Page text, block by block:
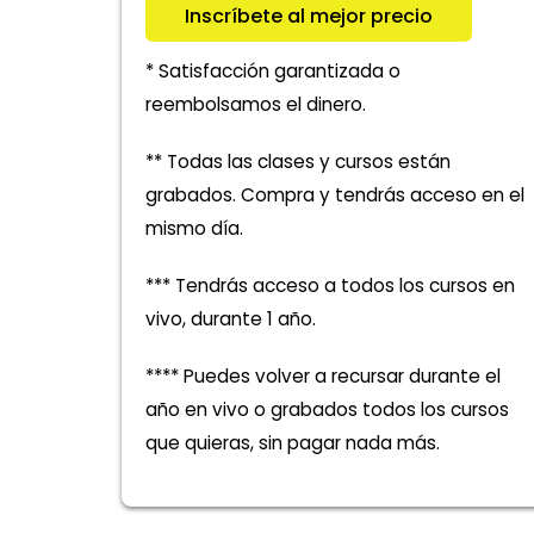
Inscríbete al mejor precio
* Satisfacción garantizada o
reembolsamos el dinero.
** Todas las clases y cursos están
grabados. Compra y tendrás acceso en el
mismo día.
*** Tendrás acceso a todos los cursos en
vivo, durante 1 año.
**** Puedes volver a recursar durante el
año en vivo o grabados todos los cursos
que quieras, sin pagar nada más.